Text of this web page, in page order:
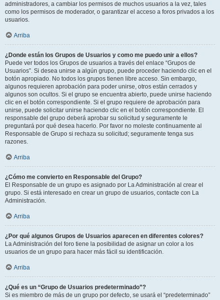
administradores, a cambiar los permisos de muchos usuarios a la vez, tales
como los permisos de moderador, o garantizar el acceso a foros privados a los
usuarios.
Arriba
¿Donde están los Grupos de Usuarios y como me puedo unir a ellos?
Puede ver todos los Grupos de usuarios a través del enlace “Grupos de
Usuarios”. Si desea unirse a algún grupo, puede proceder haciendo clic en el
botón apropiado. No todos los grupos tienen libre acceso. Sin embargo,
algunos requieren aprobación para poder unirse, otros están cerrados y
algunos son ocultos. Si el grupo se encuentra abierto, puede unirse haciendo
clic en el botón correspondiente. Si el grupo requiere de aprobación para
unirse, puede solicitar unirse haciendo clic en el botón correspondiente. El
responsable del grupo deberá aprobar su solicitud y seguramente le
preguntará por qué desea hacerlo. Por favor no moleste continuamente al
Responsable de Grupo si rechaza su solicitud; seguramente tenga sus
razones.
Arriba
¿Cómo me convierto en Responsable del Grupo?
El Responsable de un grupo es asignado por La Administración al crear el
grupo. Si está interesado en crear un grupo de usuarios, contacte con La
Administración.
Arriba
¿Por qué algunos Grupos de Usuarios aparecen en diferentes colores?
La Administración del foro tiene la posibilidad de asignar un color a los
usuarios de un grupo para hacer más fácil su identificación.
Arriba
¿Qué es un “Grupo de Usuarios predeterminado”?
Si es miembro de más de un grupo por defecto, se usará el “predeterminado”